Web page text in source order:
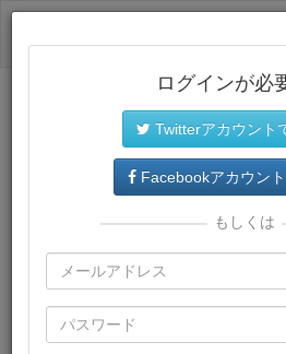
プレミアム会員では、教材がダウ
再生環境が提供されます。
ログインが必
Twitterアカウント
Facebookアカウン
もしくは